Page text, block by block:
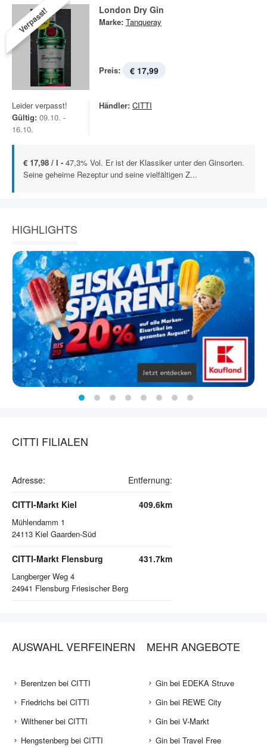
Verpasst! London Dry Gin
Marke: Tanqueray
Preis: € 17,99
Leider verpasst!
Gültig: 09.10. -
16.10.
Händler: CITTI
€ 17,98 / l - 47,3% Vol. Er ist der Klassiker unter den Ginsorten.
Seine geheime Rezeptur und seine vielfältigen Z...
HIGHLIGHTS
CITTI FILIALEN
Adresse: Entfernung:
CITTI-Markt Kiel
Mühlendamm 1
24113 Kiel Gaarden-Süd
409.6km
CITTI-Markt Flensburg
Langberger Weg 4
24941 Flensburg Friesischer Berg
431.7km
AUSWAHL VERFEINERN
Berentzen bei CITTI
Friedrichs bei CITTI
Wilthener bei CITTI
Hengstenberg bei CITTI
MEHR ANGEBOTE
Gin bei EDEKA Struve
Gin bei REWE City
Gin bei V-Markt
Gin bei Travel Free